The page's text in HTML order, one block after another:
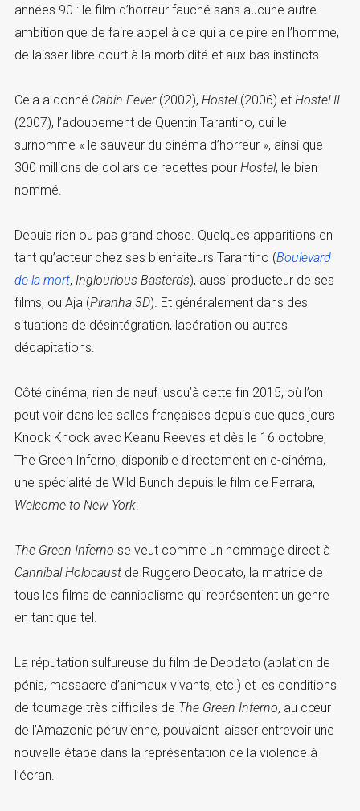
années 90 : le film d’horreur fauché sans aucune autre
ambition que de faire appel à ce qui a de pire en l’homme,
de laisser libre court à la morbidité et aux bas instincts.
Cela a donné Cabin Fever(2002), Hostel(2006) et Hostel II
(2007), l’adoubement de Quentin Tarantino, qui le
surnomme « le sauveur du cinéma d’horreur », ainsi que
300 millions de dollars de recettes pour Hostel, le bien
nommé.
Depuis rien ou pas grand chose. Quelques apparitions en
tant qu’acteur chez ses bienfaiteurs Tarantino (Boulevard
de la mort, Inglourious Basterds), aussi producteur de ses
films, ou Aja (Piranha 3D). Et généralement dans des
situations de désintégration, lacération ou autres
décapitations.
Côté cinéma, rien de neuf jusqu’à cette fin 2015, où l’on
peut voir dans les salles françaises depuis quelques jours
Knock Knock avec Keanu Reeves et dès le 16 octobre,
The Green Inferno, disponible directement en e-cinéma,
une spécialité de Wild Bunch depuis le film de Ferrara,
Welcome to New York.
The Green Inferno se veut comme un hommage direct à
Cannibal Holocaustde Ruggero Deodato, la matrice de
tous les films de cannibalisme qui représentent un genre
en tant que tel.
La réputation sulfureuse du film de Deodato (ablation de
pénis, massacre d’animaux vivants, etc.) et les conditions
de tournage très difficiles de The Green Inferno, au cœur
de l’Amazonie péruvienne, pouvaient laisser entrevoir une
nouvelle étape dans la représentation de la violence à
l’écran.